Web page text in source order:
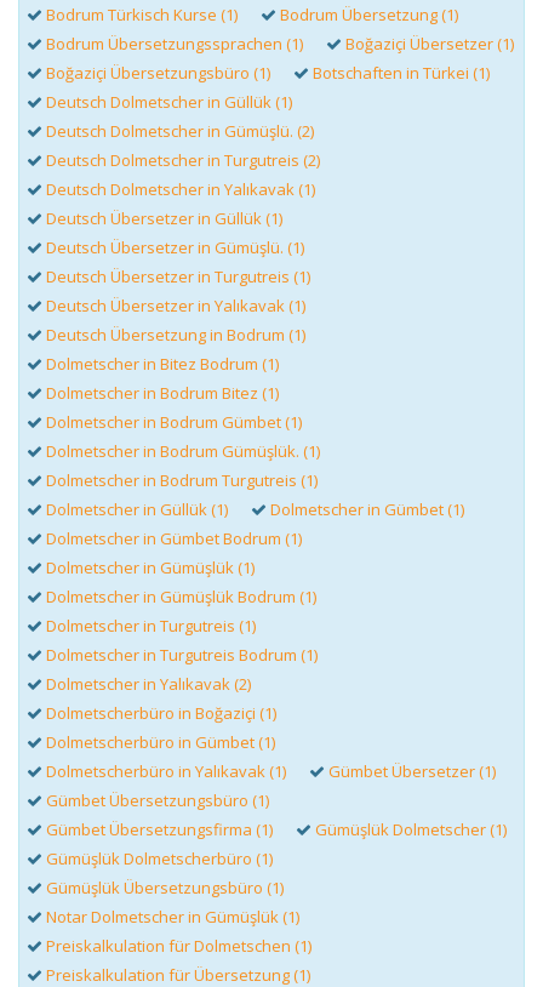
Bodrum Türkisch Kurse (1)
Bodrum Übersetzung (1)
Bodrum Übersetzungssprachen (1)
Boğaziçi Übersetzer (1)
Boğaziçi Übersetzungsbüro (1)
Botschaften in Türkei (1)
Deutsch Dolmetscher in Güllük (1)
Deutsch Dolmetscher in Gümüşlü. (2)
Deutsch Dolmetscher in Turgutreis (2)
Deutsch Dolmetscher in Yalıkavak (1)
Deutsch Übersetzer in Güllük (1)
Deutsch Übersetzer in Gümüşlü. (1)
Deutsch Übersetzer in Turgutreis (1)
Deutsch Übersetzer in Yalıkavak (1)
Deutsch Übersetzung in Bodrum (1)
Dolmetscher in Bitez Bodrum (1)
Dolmetscher in Bodrum Bitez (1)
Dolmetscher in Bodrum Gümbet (1)
Dolmetscher in Bodrum Gümüşlük. (1)
Dolmetscher in Bodrum Turgutreis (1)
Dolmetscher in Güllük (1)
Dolmetscher in Gümbet (1)
Dolmetscher in Gümbet Bodrum (1)
Dolmetscher in Gümüşlük (1)
Dolmetscher in Gümüşlük Bodrum (1)
Dolmetscher in Turgutreis (1)
Dolmetscher in Turgutreis Bodrum (1)
Dolmetscher in Yalıkavak (2)
Dolmetscherbüro in Boğaziçi (1)
Dolmetscherbüro in Gümbet (1)
Dolmetscherbüro in Yalıkavak (1)
Gümbet Übersetzer (1)
Gümbet Übersetzungsbüro (1)
Gümbet Übersetzungsfirma (1)
Gümüşlük Dolmetscher (1)
Gümüşlük Dolmetscherbüro (1)
Gümüşlük Übersetzungsbüro (1)
Notar Dolmetscher in Gümüşlük (1)
Preiskalkulation für Dolmetschen (1)
Preiskalkulation für Übersetzung (1)